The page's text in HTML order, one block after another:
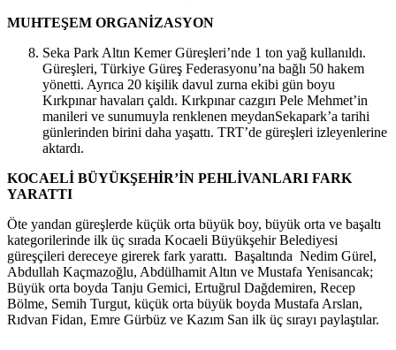
MUHTEŞEM ORGANİZASYON
Seka Park Altın Kemer Güreşleri’nde 1 ton yağ kullanıldı.
Güreşleri, Türkiye Güreş Federasyonu’na bağlı 50 hakem
yönetti. Ayrıca 20 kişilik davul zurna ekibi gün boyu
Kırkpınar havaları çaldı. Kırkpınar cazgırı Pele Mehmet’in
manileri ve sunumuyla renklenen meydanSekapark’a tarihi
günlerinden birini daha yaşattı. TRT’de güreşleri izleyenlerine
aktardı.
KOCAELİ BÜYÜKŞEHİR’İN PEHLİVANLARI FARK
YARATTI
Öte yandan güreşlerde küçük orta büyük boy, büyük orta ve başaltı
kategorilerinde ilk üç sırada Kocaeli Büyükşehir Belediyesi
güreşçileri dereceye girerek fark yarattı. Başaltında Nedim Gürel,
Abdullah Kaçmazoğlu, Abdülhamit Altın ve Mustafa Yenisancak;
Büyük orta boyda Tanju Gemici, Ertuğrul Dağdemiren, Recep
Bölme, Semih Turgut, küçük orta büyük boyda Mustafa Arslan,
Rıdvan Fidan, Emre Gürbüz ve Kazım San ilk üç sırayı paylaştılar.